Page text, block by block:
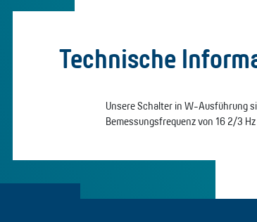
Technische
Unsere Schalter in W-Ausführung
Bemessungsfrequenz von 16 2/3